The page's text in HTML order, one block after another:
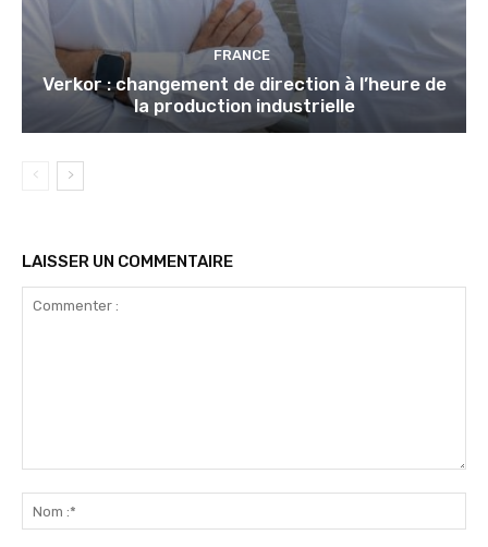
FRANCE
Verkor : changement de direction à l’heure de
la production industrielle
LAISSER UN COMMENTAIRE